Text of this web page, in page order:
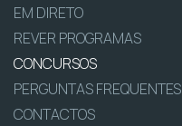
EM DIRETO
REVER PROGRAMAS
CONCURSOS
PERGUNTAS FREQUENTES
CONTACTOS